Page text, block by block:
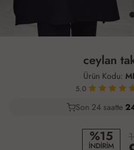
ceylan
Ürün Kodu:
5.0
19
Son 24 saatte
%15
İNDİRİM